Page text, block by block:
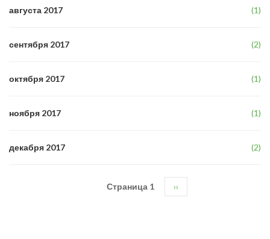
августа 2017 (1)
сентября 2017 (2)
октября 2017 (1)
ноября 2017 (1)
декабря 2017 (2)
Страница 1
Следующая
страница
››